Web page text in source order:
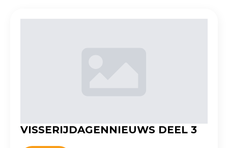
VISSERIJDAGENNIEUWS DEEL 3